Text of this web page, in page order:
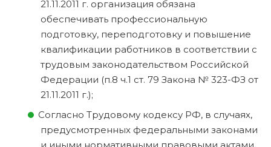
21.11.2011 г. организация обязана
обеспечивать профессиональную
подготовку, переподготовку и повышение
квалификации работников в соответствии с
трудовым законодательством Российской
Федерации (п.8 ч.1 ст. 79 Закона № 323-ФЗ от
21.11.2011 г.);
Согласно Трудовому кодексу РФ, в случаях,
предусмотренных федеральными законами
и иными нормативными правовыми актами,